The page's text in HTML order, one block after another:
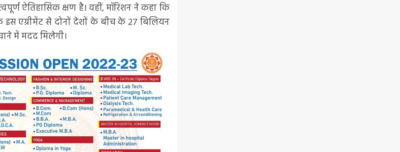
ऐतिहासिक क्षण है। वहीं, मॉरिशन ने कहा कि
एग्रीमेंट से दोनों देशों के बीच के 27 बिलियन
में मदद मिलेगी।